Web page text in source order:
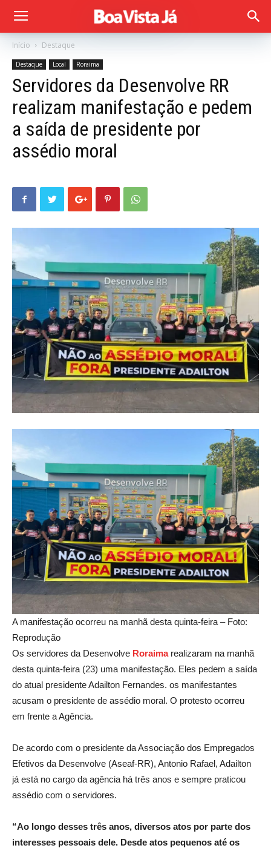
Início Destaque
Destaque Local Roraima
Servidores da Desenvolve RR
realizam manifestação e pedem
a saída de presidente por
assédio moral
A manifestação ocorreu na manhã desta quinta-feira – Foto:
Reprodução
Os servidores da Desenvolve Roraimarealizaram na manhã
desta quinta-feira (23) uma manifestação. Eles pedem a saída
do atual presidente Adailton Fernandes. os manifestantes
acusam o presidente de assédio moral. O protesto ocorreu
em frente a Agência.
De acordo com o presidente da Associação dos Empregados
Efetivos da Desenvolve (Aseaf-RR), Antonio Rafael, Adailton
já está no cargo da agência há três anos e sempre praticou
assédio com o servidores.
“Ao longo desses três anos, diversos atos por parte dos
interesses pessoais dele. Desde atos pequenos até os